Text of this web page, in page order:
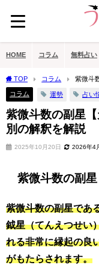
HOME コラム 無料占い
TOP コラム
紫微斗
説
コラム 運勢 占い
紫微斗数の副星
別の解釈を解説
2025年10月20日 2026年4
紫微斗数の副
紫微斗数の副星であ
鉞星（てんえつせい
れる非常に縁起の良
がもたらされます。